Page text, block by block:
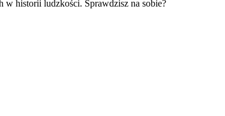
historii ludzkości. Sprawdzisz na sobie?